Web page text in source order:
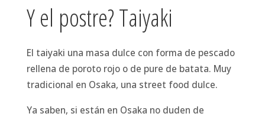
Y el postre? Taiyaki
El taiyaki una masa dulce con forma de pescado
rellena de poroto rojo o de pure de batata. Muy
tradicional en Osaka, una street food dulce.
Ya saben, si están en Osaka no duden de